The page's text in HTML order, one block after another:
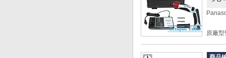
原廠
電池
起子